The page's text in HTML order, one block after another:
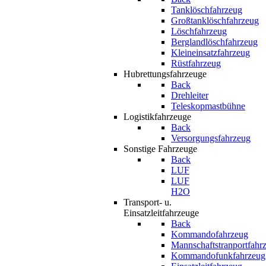
Tanklöschfahrzeug
Großtanklöschfahrzeug
Löschfahrzeug
Berglandlöschfahrzeug
Kleineinsatzfahrzeug
Rüstfahrzeug
Hubrettungsfahrzeuge
Back
Drehleiter
Teleskopmastbühne
Logistikfahrzeuge
Back
Versorgungsfahrzeug
Sonstige Fahrzeuge
Back
LUF
LUF
H2O
Transport- u.
Einsatzleitfahrzeuge
Back
Kommandofahrzeug
Kommandofunkfahrzeug